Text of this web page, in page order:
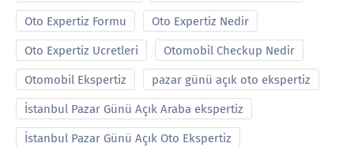
Oto Expertiz Formu Oto Expertiz Nedir
Oto Expertiz Ucretleri Otomobil Checkup Nedir
Otomobil Ekspertiz pazar günü açık oto ekspertiz
İstanbul Pazar Günü Açık Araba ekspertiz
İstanbul Pazar Günü Açık Oto Ekspertiz